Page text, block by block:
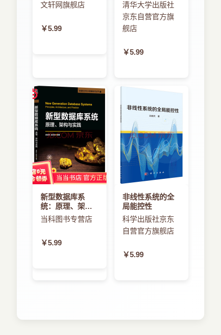
文轩网旗舰店
￥5.99
清华大学出版社
京东自营官方旗
舰店
￥5.99
新型数据库系
统：原理、架构
与实践
当科图书专营店
￥5.99
非线性系统的全
局能控性
科学出版社京东
自营官方旗舰店
￥5.99